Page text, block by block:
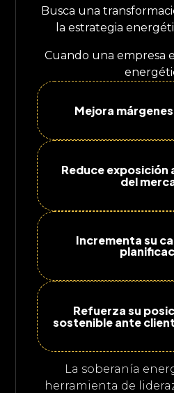
Busca una
la estrategia
Cuando una empresa
Mejora
Reduce exposición
del
Incrementa su
Refuerza su
sostenible ante
La soberanía
herramienta de